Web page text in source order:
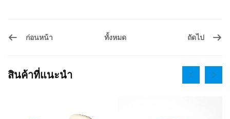
ก่อนหน้า ทั้งหมด ถัดไป
สินค้าที่แนะนำ